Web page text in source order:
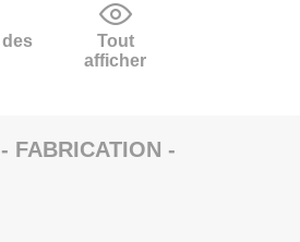
Tout
afficher
FABRICATION -